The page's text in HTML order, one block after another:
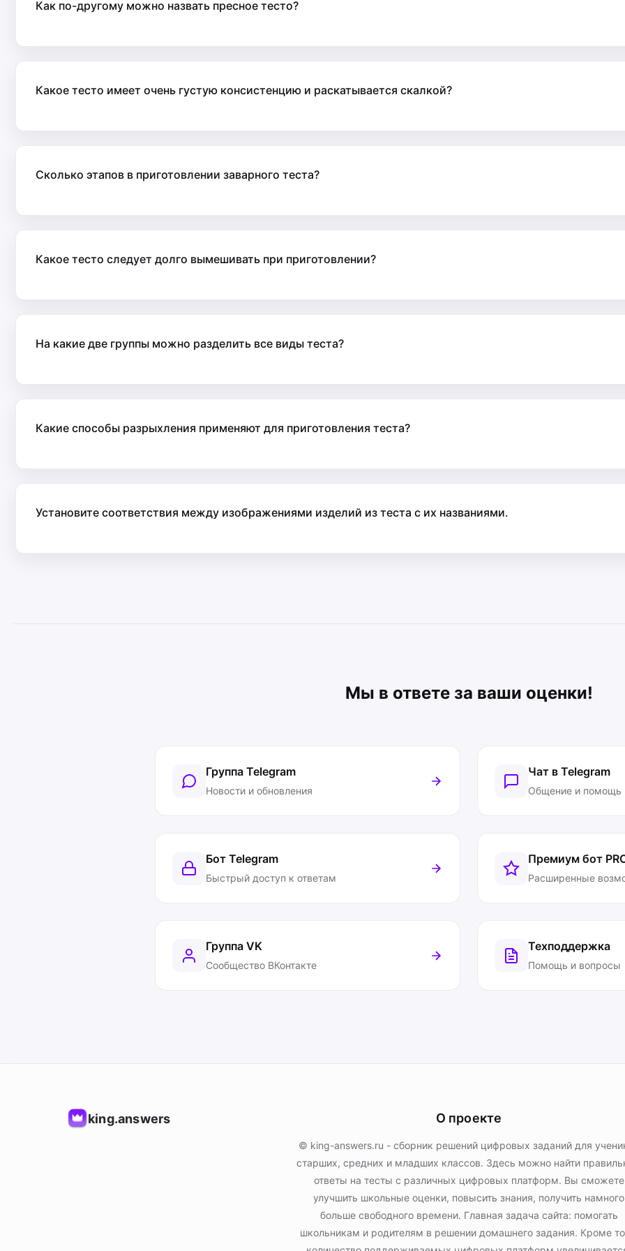
Как по-другому можно назвать пресное тесто?
Какое тесто имеет очень густую консистенцию и раскатывается скалкой?
Сколько этапов в приготовлении заварного теста?
Какое тесто следует долго вымешивать при приготовлении?
На какие две группы можно разделить все виды теста?
Какие способы разрыхления применяют для приготовления теста?
Установите соответствия между изображениями изделий из теста с их названиями.
Мы в ответе за ваши оценки!
Группа Telegram
Новости и обновления
Чат в Telegram
Общение и помощь
Бот Telegram
Быстрый доступ к ответам
Премиум бот
Расширенные
Группа VK
Сообщество ВКонтакте
Техподдержка
Помощь и вопросы
king.answers О проекте
© king-answers.ru - сборник решений цифровых заданий для
старших, средних и младших классов. Здесь можно найти
ответы на тесты с различных цифровых платформ. Вы сможете
улучшить школьные оценки, повысить знания, получить намного
больше свободного времени. Главная задача сайта: помогать
школьникам и родителям в решении домашнего задания. Кроме